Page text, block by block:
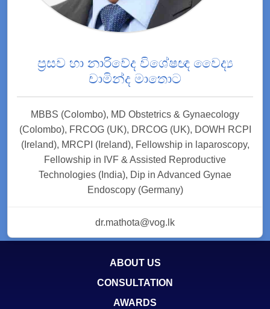
ප්‍රසව හා නාරිවේද විශේෂඥ වෛද්‍ය
චාමින්ද මාතොට
MBBS (Colombo), MD Obstetrics & Gynaecology
(Colombo), FRCOG (UK), DRCOG (UK), DOWH RCPI
(Ireland), MRCPI (Ireland), Fellowship in laparoscopy,
Fellowship in IVF & Assisted Reproductive
Technologies (India), Dip in Advanced Gynae
Endoscopy (Germany)
dr.mathota@vog.lk
ABOUT US
CONSULTATION
AWARDS